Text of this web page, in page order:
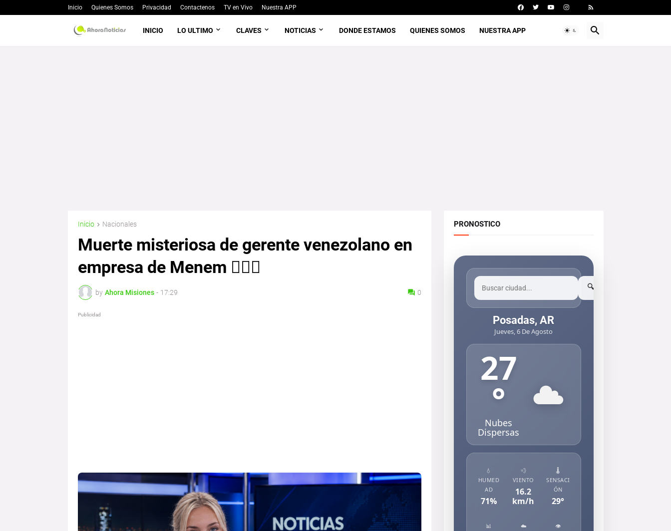
Inicio Quienes Somos Privacidad Contactenos TV en Vivo Nuestra APP
INICIO LO ULTIMO CLAVES NOTICIAS DONDE ESTAMOS QUIENES SOMOS NUESTRA APP
Inicio Nacionales
Muerte misteriosa de gerente venezolano en
empresa de Menem 🕵️‍♂️💼
by Ahora Misiones - 17:29 0
Publicidad
PRONOSTICO
🔍
Posadas, AR
Jueves, 6 De Agosto
27
°
Nubes
Dispersas
💧
HUMED
AD
71%
💨
VIENTO
16.2
km/h
🌡️
SENSACI
ÓN
29°
📊
☁️
👁️